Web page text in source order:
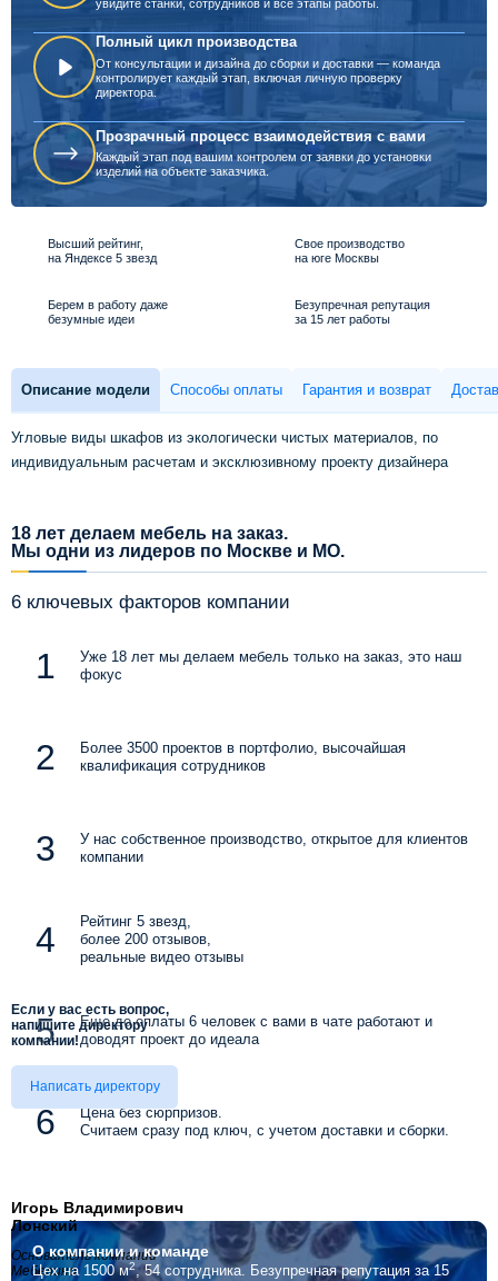
увидите станки, сотрудников и все этапы работы.
Полный цикл производства
От консультации и дизайна до сборки и доставки — команда
контролирует каждый этап, включая личную проверку
директора.
Прозрачный процесс взаимодействия с вами
Каждый этап под вашим контролем от заявки до установки
изделий на объекте заказчика.
Высший рейтинг,
на Яндексе 5 звезд
Свое производство
на юге Москвы
Берем в работу даже
безумные идеи
Безупречная репутация
за 15 лет работы
Описание модели Способы оплаты Гарантия и возврат
Угловые виды шкафов из экологически чистых материалов, по
индивидуальным расчетам и эксклюзивному проекту дизайнера
18 лет делаем мебель на заказ.
Мы одни из лидеров по Москве и МО.
6 ключевых факторов компании
Уже 18 лет мы делаем мебель только на заказ, это наш
фокус
Более 3500 проектов в портфолио, высочайшая
квалификация сотрудников
У нас собственное производство, открытое для клиентов
компании
Рейтинг 5 звезд,
более 200 отзывов,
реальные видео отзывы
Еще до оплаты 6 человек с вами в чате работают и
доводят проект до идеала
Цена без сюрпризов.
Считаем сразу под ключ, с учетом доставки и сборки.
Если у вас есть вопрос,
напишите директору
компании!
Написать директору
Игорь Владимирович
Лонский
Основатель компании
Мебелино
О компаниии команде
Цех на 1500 м2, 54 сотрудника. Безупречная репутация за 15